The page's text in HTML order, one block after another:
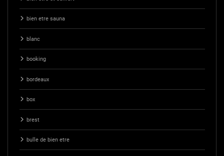
bien etre sauna
blanc
booking
bordeaux
box
brest
bulle de bien etre